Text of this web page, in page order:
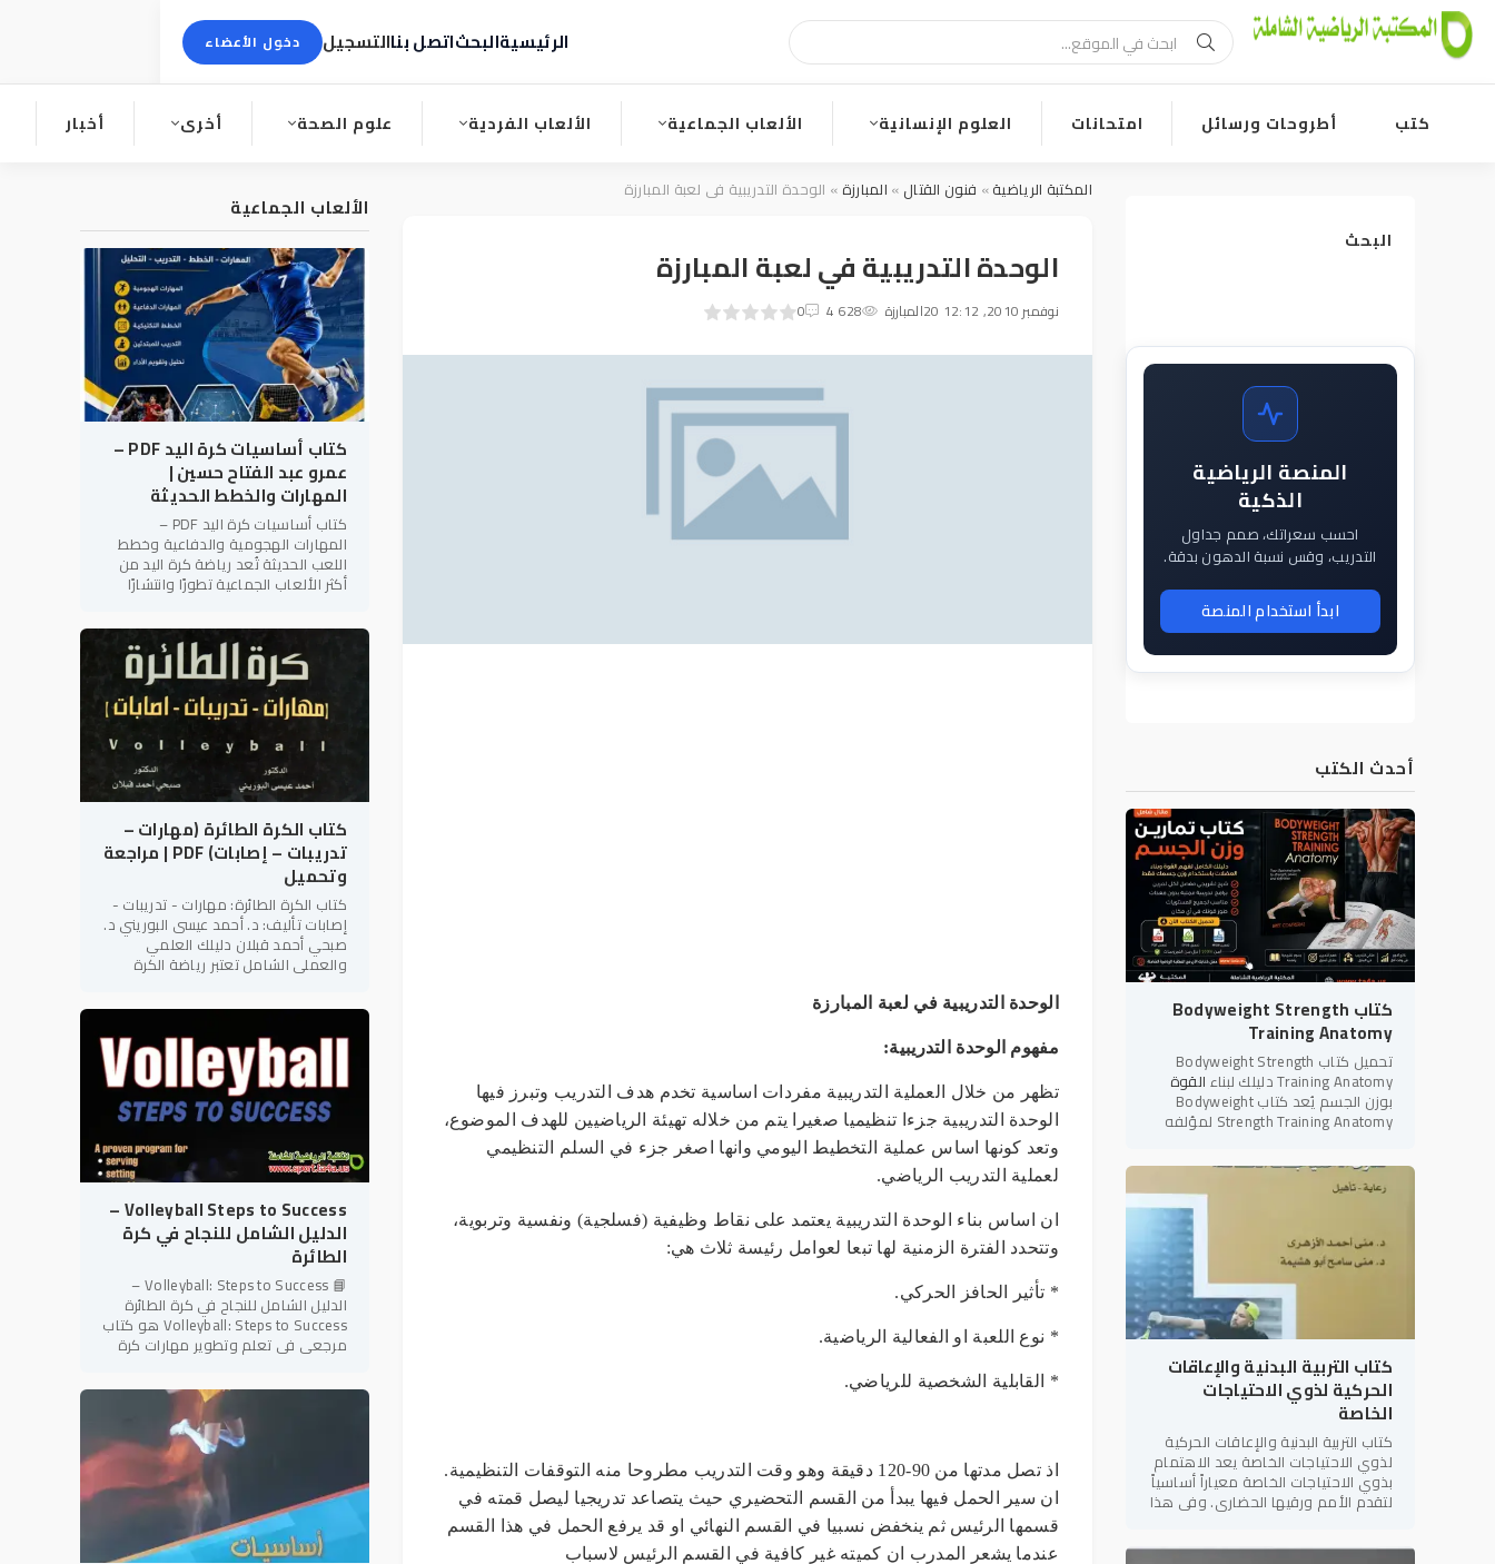
الرئيسيةالبحثاتصل بناالتسجيل دخول الأعضاء
كتب أطروحات ورسائل امتحانات العلوم الإنسانية الألعاب الجماعية الألعاب الفردية علوم الصحة أخرى أخبار
البحث
المنصة الرياضية
الذكية
احسب سعراتك، صمم جداول
التدريب، وقس نسبة الدهون بدقة.
ابدأ استخدام المنصة
أحدث الكتب
كتاب Bodyweight Strength
Training Anatomy
تحميل كتاب Bodyweight Strength
Training Anatomy دليلك لبناء القوة
بوزن الجسم يُعد كتاب Bodyweight
Strength Training Anatomy لمؤلفه
المراجع العلمية والعملية في
كتاب التربية البدنية والإعاقات
الحركية لذوي الاحتياجات
الخاصة
كتاب التربية البدنية والإعاقات الحركية
لذوي الاحتياجات الخاصة يعد الاهتمام
بذوي الاحتياجات الخاصة معياراً أساسياً
لتقدم الأمم ورقيها الحضاري. وفي هذا
والإعاقات
المكتبة الرياضية» فنون القتال » المبارزة » الوحدة التدريبية في لعبة المبارزة
الوحدة التدريبية في لعبة المبارزة
20 نوفمبر 2010, 12:12 المبارزة 4 628
0 0
1
2
3
4
5
الوحدة التدريبية في لعبة المبارزة
مفهوم الوحدة التدريبية:
تظهر من خلال العملية التدريبية مفردات اساسية تخدم هدف التدريب وتبرز فيها
الوحدة التدريبية جزءا تنظيميا صغيرا يتم من خلاله تهيئة الرياضيين للهدف الموضوع،
وتعد كونها اساس عملية التخطيط اليومي وانها اصغر جزء في السلم التنظيمي
لعملية التدريب الرياضي.
ان اساس بناء الوحدة التدريبية يعتمد على نقاط وظيفية (فسلجية) ونفسية وتربوية،
وتتحدد الفترة الزمنية لها تبعا لعوامل رئيسة ثلاث هي:
* تأثير الحافز الحركي.
* نوع اللعبة او الفعالية الرياضية.
* القابلية الشخصية للرياضي.
اذ تصل مدتها من 90-120 دقيقة وهو وقت التدريب مطروحا منه التوقفات التنظيمية.
ان سير الحمل فيها يبدأ من القسم التحضيري حيث يتصاعد تدريجيا ليصل قمته في
قسمها الرئيس ثم ينخفض نسبيا في القسم النهائي او قد يرفع الحمل في هذا القسم
عندما يشعر المدرب ان كميته غير كافية في القسم الرئيس لاسباب
الألعاب الجماعية
كتاب أساسيات كرة اليد PDF –
عمرو عبد الفتاح حسين |
المهارات والخطط الحديثة
كتاب أساسيات كرة اليد PDF –
المهارات الهجومية والدفاعية وخطط
اللعب الحديثة تُعد رياضة كرة اليد من
أكثر الألعاب الجماعية تطورًا وانتشارًا
سرعة الأداء، والتنوع الخططي،
كتاب الكرة الطائرة (مهارات –
تدريبات – إصابات) PDF | مراجعة
وتحميل
كتاب الكرة الطائرة: مهارات - تدريبات -
إصابات تأليف: د. أحمد عيسى البوريني د.
صبحي أحمد قبلان دليلك العلمي
والعملي الشامل تعتبر رياضة الكرة
شعبية وإثارة على مستوى
Volleyball Steps to Success –
الدليل الشامل للنجاح في كرة
الطائرة
📘 Volleyball: Steps to Success –
الدليل الشامل للنجاح في كرة الطائرة
Volleyball: Steps to Success هو كتاب
مرجعي في تعلم وتطوير مهارات كرة
Success المعروفة بأسلوبها